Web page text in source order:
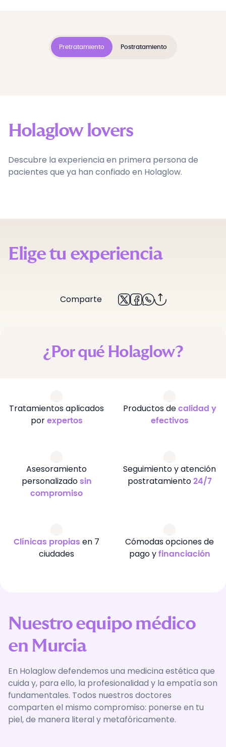
Pretratamiento Postratamiento
Holaglow lovers
Descubre la experiencia en primera persona de
pacientes que ya han confiado en Holaglow.
Elige tu experiencia
Comparte
¿Por qué Holaglow?
Tratamientos aplicados
por expertos
Productos de calidad y
efectivos
Asesoramiento
personalizado sin
compromiso
Seguimiento y atención
postratamiento 24/7
Clínicas propias en 7
ciudades
Cómodas opciones de
pago y financiación
Nuestro equipo médico
en Murcia
En Holaglow defendemos una medicina estética que
cuida y, para ello, la profesionalidad y la empatía son
fundamentales. Todos nuestros doctores
comparten el mismo compromiso: ponerse en tu
piel, de manera literal y metafóricamente.